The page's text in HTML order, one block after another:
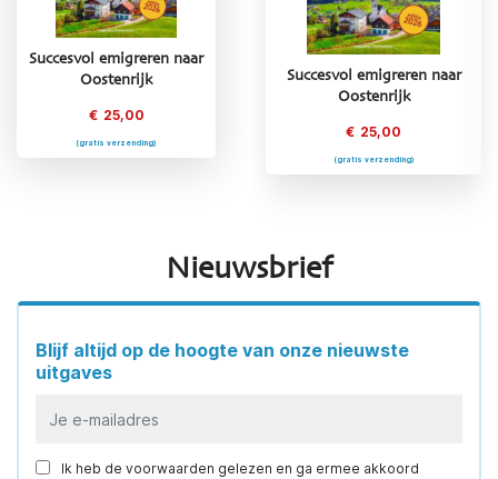
Succesvol emigreren naar
Oostenrijk
€ 25,00
(gratis verzending)
Succesvol emigreren naar
(gratis verzending)
Succesvol emigreren naar
Oostenrijk
€ 25,00
(gratis verzending)
Nieuwsbrief
Blijf altijd op de hoogte van onze nieuwste
uitgaves
Ik heb de voorwaarden gelezen en ga ermee akkoord